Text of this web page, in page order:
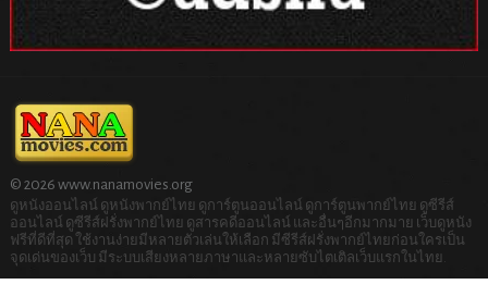
© 2026 www.nanamovies.org
ดูหนังออนไลน์ ดูหนังพากย์ไทย ดูการ์ตูนออนไลน์ ดูการ์ตูนพากย์ไทย ดูซีรีส์
ออนไลน์ ดูซีรีส์ฝรั่งพากย์ไทย ดูสารคดีออนไลน์ และอื่นๆอีกมากมาย เว็บดูหนัง
ฟรีที่ดีที่สุด ใช้งานง่ายมีหลายตัวเล่นให้เลือก มีซีรีส์ฝรั่งพากย์ไทยก่อนใครเป็น
จุดเด่นของเว็บ มีระบบเสียงหลายภาษาและหลายซับไตเติลเว็บแรกในไทย.